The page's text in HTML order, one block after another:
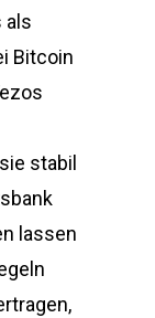
als
Bitcoin
stabil
lassen